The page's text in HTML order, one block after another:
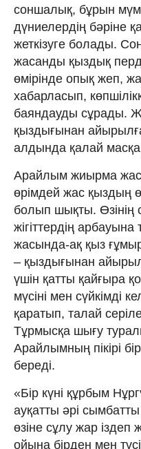
соншалық, бұрын
дүниелердің бәріне
жеткізуге болады.
жасанды қыздық
өмірінде опық жеп,
хабарласып,
баяндауды сұрады.
қыздығынан
алдында қалай
Арайлым жиырма
өрімдей жас қыздың
болып шықты. Өзінің
жігіттердің
жасында-ақ қыз
– қыздығынан
үшін қатты қайғыра
мүсіні мен сүйкімді
қаратып, талай
Тұрмысқа шығу
Арайлымның пікірі
береді.
«Бір күні құрбым
ауқатты әрі
өзіне сұлу жар іздеп
ойына бірден мен